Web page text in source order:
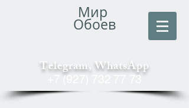
Мир
Обоев
Telegram, WhatsApp
+7 (927) 732 77 73